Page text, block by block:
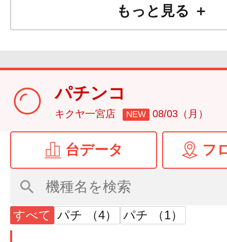
もっと見る ＋
パチンコ
キクヤ一宮店 NEW 08/03（月）
台データ フ
すべて パチ （4） パチ （1）